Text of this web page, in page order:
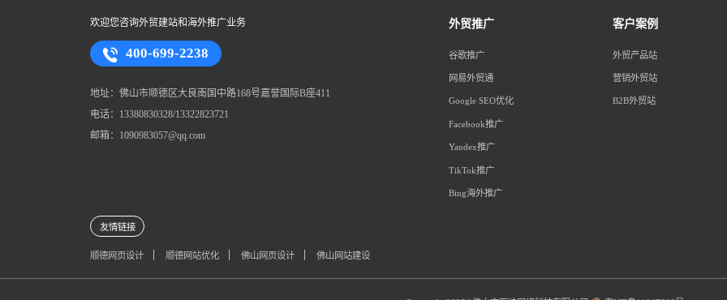
欢迎您咨询外贸建站和海外推广业务
400-699-2238
地址：佛山市顺德区大良南国中路168号嘉誉国际B座411
电话：13380830328/13322823721
邮箱：1090983057@qq.com
外贸推广
谷歌推广
网易外贸通
Google SEO优化
Facebook推广
Yandex推广
TikTok推广
Bing海外推广
客户案例
外贸产品站
营销外贸站
B2B外贸站
友情链接
顺德网页设计 顺德网站优化 佛山网页设计 佛山网站建设